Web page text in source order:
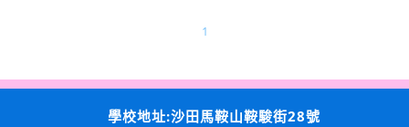
1
學校地址:沙田馬鞍山鞍駿街28號